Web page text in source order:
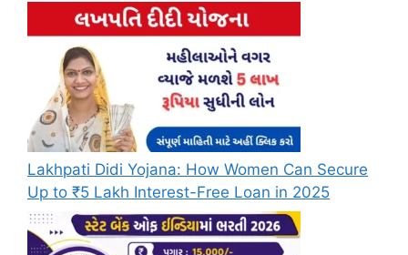
Lakhpati Didi Yojana: How Women Can Secure
Up to ₹5 Lakh Interest-Free Loan in 2025